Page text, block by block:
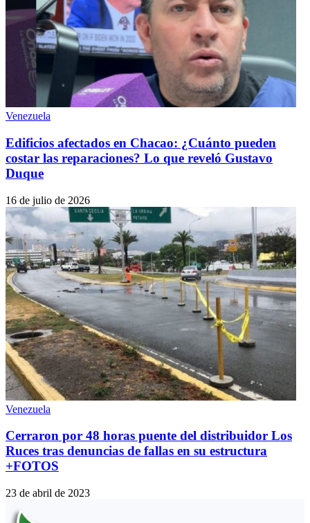
Venezuela
Edificios afectados en Chacao: ¿Cuánto pueden
costar las reparaciones? Lo que reveló Gustavo
Duque
16 de julio de 2026
Venezuela
Cerraron por 48 horas puente del distribuidor Los
Ruces tras denuncias de fallas en su estructura
+FOTOS
23 de abril de 2023